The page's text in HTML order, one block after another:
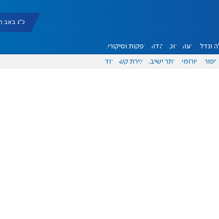
כ"ג באב תשפ"ו
ונדל"ן דעות אוכל יהדות הפקות וסיקורים
ספורט פורומים אתר ישיבה יצירת קשר עוד